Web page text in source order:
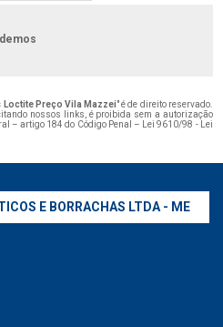
Preço Vila Mazzei" é de direito reservado.
nossos links, é proibida sem a autorização
– artigo 184 do Código Penal – Lei 9610/98 - Lei
E BORRACHAS LTDA - ME